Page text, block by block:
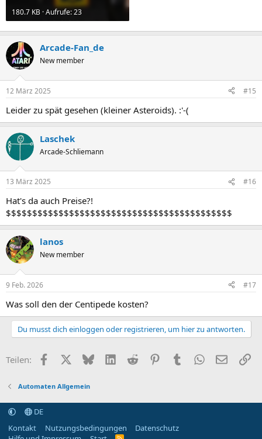
180.7 KB · Aufrufe: 23
Arcade-Fan_de
New member
12 März 2025 #15
Leider zu spät gesehen (kleiner Asteroids). :'-(
Laschek
Arcade-Schliemann
13 März 2025 #16
Hat's da auch Preise?!
$$$$$$$$$$$$$$$$$$$$$$$$$$$$$$$$$$$$$$$$$$$
lanos
New member
9 Feb. 2026 #17
Was soll den der Centipede kosten?
Du musst dich einloggen oder registrieren, um hier zu antworten.
Teilen: FacebookX (Twitter)
BlueskyLinkedIn
Reddit PinterestTumblr WhatsApp
E-Mail
Automaten Allgemein
DE
Kontakt
Nutzungsbedingungen
Datenschutz